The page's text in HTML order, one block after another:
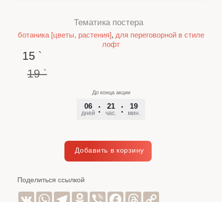
Тематика постера
ботаника [цветы, растения], для переговорной в стиле
лофт
15 `
19`
До конца акции
06
дней
21
час.
19
мин.
Поделиться ссылкой
VK WhatsAppTelegramOdnoklassniki
Viber Facebook
Threads